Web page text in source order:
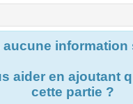
aider en ajoutant
cette partie ?